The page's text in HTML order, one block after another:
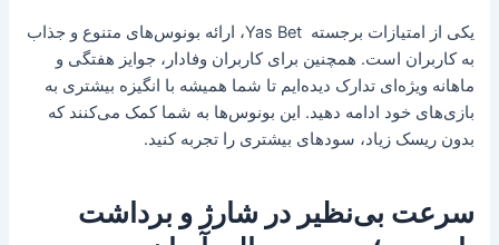
یکی از امتیازات برجسته Yas Bet، ارائه بونوس‌های متنوع و جذاب
به کاربران است. همچنین برای کاربران وفادار، جوایز هفتگی و
ماهانه ویژه‌ای تدارک دیده‌ایم تا شما همیشه با انگیزه بیشتری به
بازی‌های خود ادامه دهید. این بونوس‌ها به شما کمک می‌کنند که
بدون ریسک زیاد، سودهای بیشتری را تجربه کنید.
سرعت بی‌نظیر در شارژ و برداشت